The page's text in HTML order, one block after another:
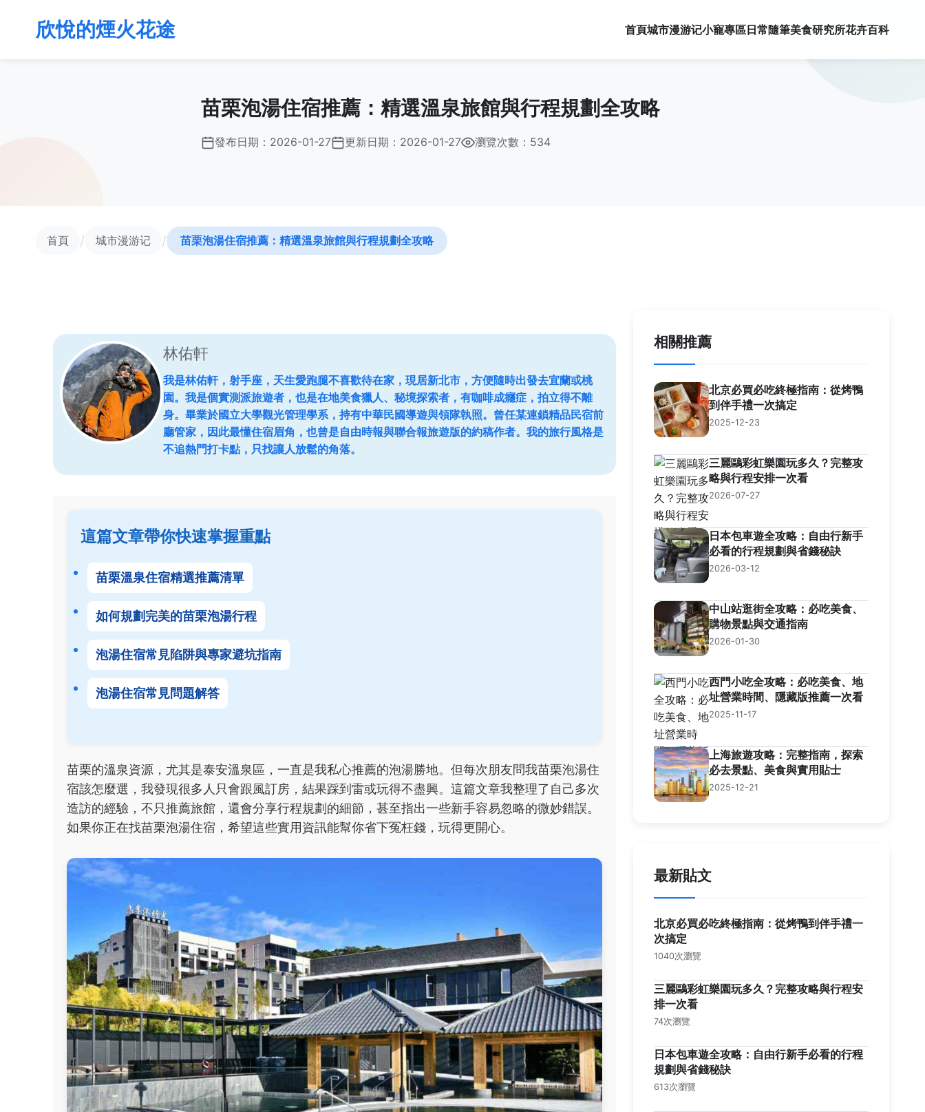
欣悅的煙火花途 首頁城市漫游记小寵專區日常隨筆美食研究所花卉百科
苗栗泡湯住宿推薦：精選溫泉旅館與行程規劃全攻略
發布日期： 2026-01-27 更新日期： 2026-01-27 瀏覽次數：534
首頁 / 城市漫游记 / 苗栗泡湯住宿推薦：精選溫泉旅館與行程規劃全攻略
林佑軒
我是林佑軒，射手座，天生愛跑腿不喜歡待在家，現居新北市，方便隨時出發去宜蘭或桃
園。我是個實測派旅遊者，也是在地美食獵人、秘境探索者，有咖啡成癮症，拍立得不離
身。畢業於國立大學觀光管理學系，持有中華民國導遊與領隊執照。曾任某連鎖精品民宿前
廳管家，因此最懂住宿眉角，也曾是自由時報與聯合報旅遊版的約稿作者。我的旅行風格是
不追熱門打卡點，只找讓人放鬆的角落。
這篇文章帶你快速掌握重點
苗栗溫泉住宿精選推薦清單
如何規劃完美的苗栗泡湯行程
泡湯住宿常見陷阱與專家避坑指南
泡湯住宿常見問題解答
苗栗的溫泉資源，尤其是泰安溫泉區，一直是我私心推薦的泡湯勝地。但每次朋友問我苗栗泡湯住
宿該怎麼選，我發現很多人只會跟風訂房，結果踩到雷或玩得不盡興。這篇文章我整理了自己多次
造訪的經驗，不只推薦旅館，還會分享行程規劃的細節，甚至指出一些新手容易忽略的微妙錯誤。
如果你正在找苗栗泡湯住宿，希望這些實用資訊能幫你省下冤枉錢，玩得更開心。
相關推薦
北京必買必吃終極指南：從烤鴨
到伴手禮一次搞定
2025-12-23
三麗鷗彩虹樂園玩多久？完整攻
略與行程安排一次看
2026-07-27
日本包車遊全攻略：自由行新手
必看的行程規劃與省錢秘訣
2026-03-12
中山站逛街全攻略：必吃美食、
購物景點與交通指南
2026-01-30
西門小吃全攻略：必吃美食、地
址營業時間、隱藏版推薦一次看
2025-11-17
上海旅遊攻略：完整指南，探索
必去景點、美食與實用貼士
2025-12-21
最新貼文
北京必買必吃終極指南：從烤鴨到伴手禮一
次搞定
1040次瀏覽
三麗鷗彩虹樂園玩多久？完整攻略與行程安
排一次看
74次瀏覽
日本包車遊全攻略：自由行新手必看的行程
規劃與省錢秘訣
613次瀏覽